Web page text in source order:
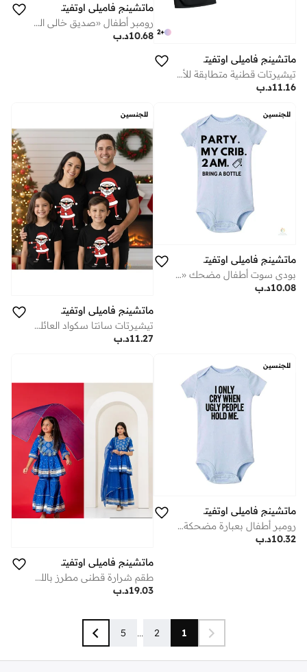
+
2
ماتشينج فاميلي اوتفيتس
تيشيرتات قطنية متطابقة للأم والابنة – ملابس عائلية عصرية – قصّة عادية ناعمة ومريحة – مثالية للشاطئ، النزهات، جلسات التصوير أو المرح اليومي معًا
د.ب11.16
ماتشينج فاميلي اوتفيتس
رومبر أطفال «صديق خالي الصغير» – بدلة رضّع بعبارة عائلية مضحكة، ملابس مواليد قصيرة الأكمام بطباعة لطيفة، قطن ناعم مناسب للأولاد والبنات، هدية أطفال مرحة وجذابة (أبيض)
د.ب10.68
للجنسين
ماتشينج فاميلي اوتفيتس
بودي سوت أطفال مضحك «احتفلوا في سريري الساعة 2 صباحًا – أحضروا زجاجة» – رومبر قطنية لحديثي الولادة والرضّع بأكمام قصيرة، ملابس أطفال لطيفة، هدية جميلة للأولاد والبنات (أزرق)
د.ب10.08
للجنسين
ماتشينج فاميلي اوتفيتس
تيشيرتات سانتا سكواد العائلية المتطابقة | طقم ملابس عيد الميلاد القطني الأسود للعائلة | ملابس عيد ميلاد ممتعة للأم والأب والأطفال
د.ب11.27
للجنسين
ماتشينج فاميلي اوتفيتس
رومبر أطفال بعبارة مضحكة «أنا أبكي فقط عندما يحملني الناس»، بدلة أطفال قطنية ناعمة بأكمام قصيرة، مناسبة لحديثي الولادة، تصميم موحّد للأولاد والبنات، هدية مرحة بطابع فكاهي للأطفال (أزرق)
د.ب10.32
ماتشينج فاميلي اوتفيتس
طقم شرارة قطني مطرز باللون الأزرق الملكي للنساء | زيّ احتفالي متناسق | طقم كورتا شرارة دوباتا أنيق | زيّ تقليديّ | زيّ عائليّ توأم
د.ب19.03
1
2
...
5